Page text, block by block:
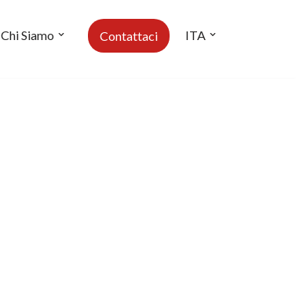
Chi Siamo Contattaci ITA